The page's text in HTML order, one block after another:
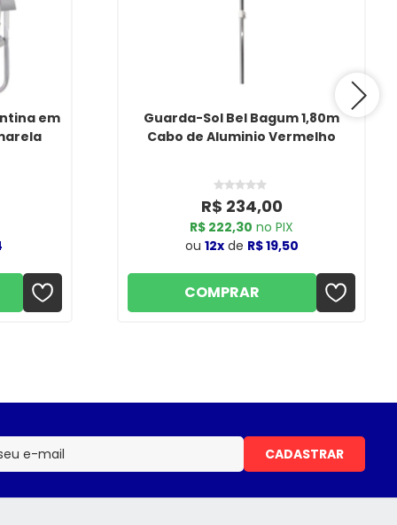
em
Guarda-Sol Bel Bagum 1,80m
Cabo de Aluminio Vermelho
R$ 234,00
R$ 222,30 no PIX
ou 12xde R$ 19,50
COMPRAR
CADASTRAR